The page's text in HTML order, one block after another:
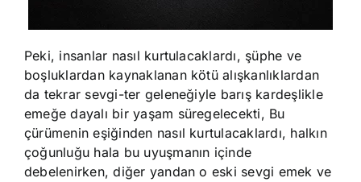
Peki, insanlar nasıl kurtulacaklardı, şüphe ve
boşluklardan kaynaklanan kötü alışkanlıklardan
da tekrar sevgi-ter geleneğiyle barış kardeşlikle
emeğe dayalı bir yaşam süregelecekti, Bu
çürümenin eşiğinden nasıl kurtulacaklardı, halkın
çoğunluğu hala bu uyuşmanın içinde
debelenirken, diğer yandan o eski sevgi emek ve